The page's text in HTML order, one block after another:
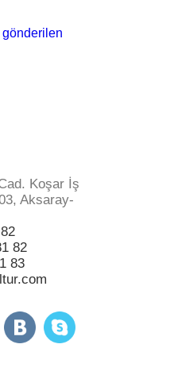
gönderilen
Koşar İş
Aksaray-
82
83